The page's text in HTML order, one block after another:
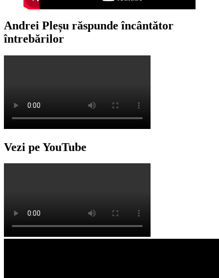
Andrei Pleșu răspunde încântător
întrebărilor
Vezi pe YouTube